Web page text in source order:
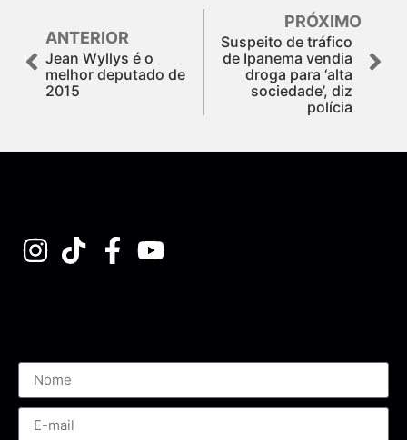
ANTERIOR
Jean Wyllys é o
melhor deputado de
2015
PRÓXIMO
Suspeito de tráfico
de Ipanema vendia
droga para ‘alta
sociedade’, diz
polícia